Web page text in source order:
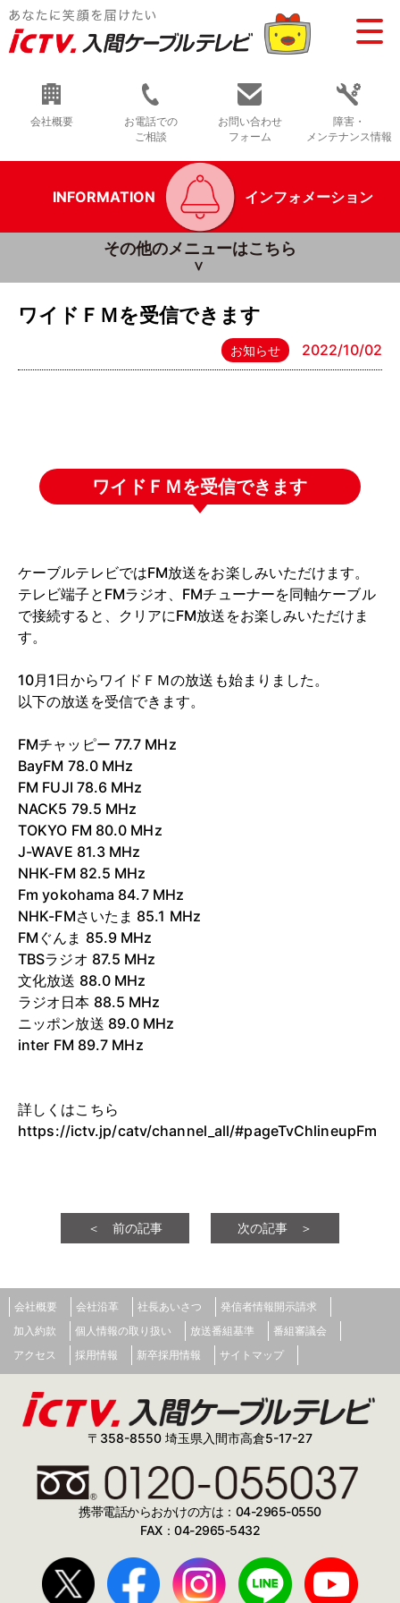
会社概要
お電話での
ご相談
お問い合わせ
フォーム
障害・
メンテナンス情報
INFORMATION インフォメーション
その他のメニューはこちら
ワイドＦＭを受信できます
お知らせ 2022/10/02
ワイドＦＭを受信できます
ケーブルテレビではFM放送をお楽しみいただけます。
テレビ端子とFMラジオ、FMチューナーを同軸ケーブル
で接続すると、クリアにFM放送をお楽しみいただけま
す。
10月1日からワイドＦＭの放送も始まりました。
以下の放送を受信できます。
FMチャッピー 77.7 MHz
BayFM 78.0 MHz
FM FUJI 78.6 MHz
NACK5 79.5 MHz
TOKYO FM 80.0 MHz
J-WAVE 81.3 MHz
NHK-FM 82.5 MHz
Fm yokohama 84.7 MHz
NHK-FMさいたま 85.1 MHz
FMぐんま 85.9 MHz
TBSラジオ 87.5 MHz
文化放送 88.0 MHz
ラジオ日本 88.5 MHz
ニッポン放送 89.0 MHz
inter FM 89.7 MHz
詳しくはこちら
https://ictv.jp/catv/channel_all/#pageTvChlineupFm
＜ 前の記事 次の記事 ＞
会社概要 会社沿革 社長あいさつ
発信者情報開示請求
加入約款
個人情報の取り扱い 放送番組基準
番組審議会
アクセス
採用情報 新卒採用情報 サイトマップ
〒358-8550 埼玉県入間市高倉5-17-27
携帯電話からおかけの方は：04-2965-0550
FAX：04-2965-5432